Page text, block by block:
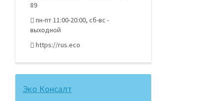
89
пн-пт 11:00-20:00, сб-вс -
выходной
https://rus.eco
Эко Консалт